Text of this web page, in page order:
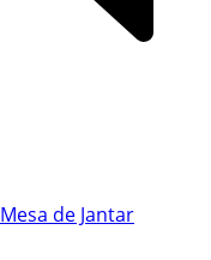
Mesa de Jantar